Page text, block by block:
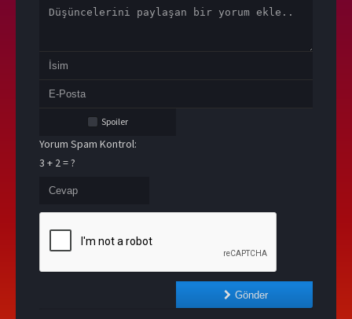
Spoiler
Yorum Spam Kontrol:
3 + 2 = ?
Gönder